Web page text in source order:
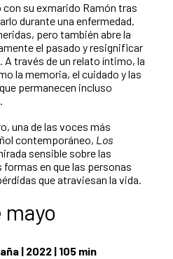
su exmarido Ramón tras
durante una enfermedad.
pero también abre la
el pasado y resignificar
través de un relato íntimo, la
la memoria, el cuidado y las
permanecen incluso
una de las voces más
contemporáneo, Los
sensible sobre las
en que las personas
que atraviesan la vida.
mayo
| 2022 | 105 min